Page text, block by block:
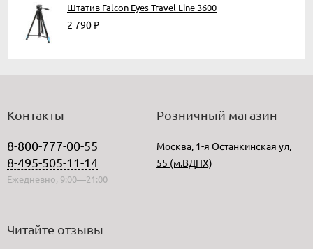
Штатив Falcon Eyes Travel Line 3600
2 790₽
Контакты
8-800-777-00-55
8-495-505-11-14
Ежедневно, 9:00—21:00
Розничный магазин
Москва, 1-я Останкинская ул,
55 (м.ВДНХ)
Читайте отзывы